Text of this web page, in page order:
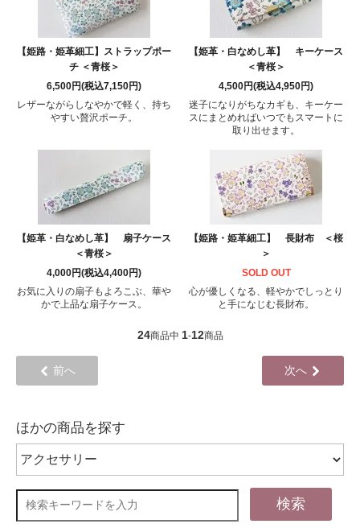
【姫路・姫革細工】ストラップポー
チ ＜青桜＞
6,500円(税込7,150円)
レザーながらしなやかで軽く、持ち
やすい贅沢ポーチ。
【姫革・白なめし革】 キーケース
＜青桜＞
4,500円(税込4,950円)
迷子になりがちなカギも、キーケー
スにまとめればいつでもスマートに
取り出せます。
【姫革・白なめし革】 扇子ケース
＜青桜＞
4,000円(税込4,400円)
お気に入りの扇子もよろこぶ、華や
かで上品な扇子ケース。
【姫路・姫革細工】 長財布 ＜桜
＞
SOLD OUT
心が優しくなる、軽やかでしっとり
と手になじむ長財布。
24商品中 1-12商品
前へ 次へ
ほかの商品を探す
検索